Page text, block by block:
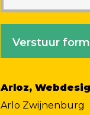
Verstuur
Arloz,
Arlo Zwijnenburg